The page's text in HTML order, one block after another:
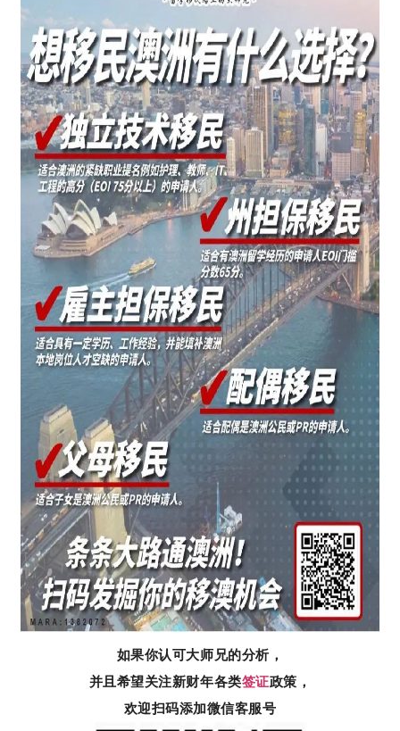
如果你认可大师兄的分析，
并且希望关注新财年各类签证政策，
欢迎扫码添加微信客服号